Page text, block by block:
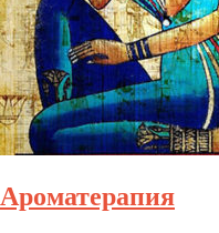
Ароматерапия